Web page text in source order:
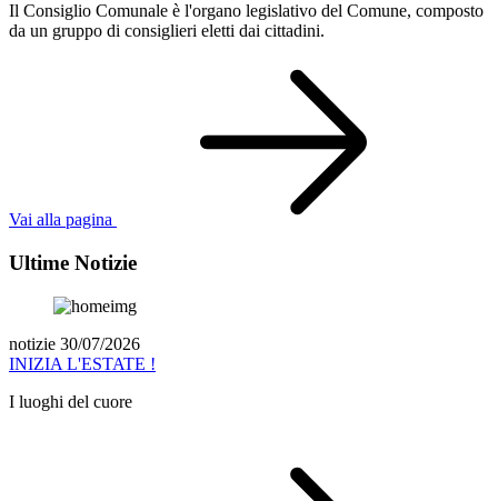
Il Consiglio Comunale è l'organo legislativo del Comune, composto
da un gruppo di consiglieri eletti dai cittadini.
Vai alla pagina
Ultime Notizie
notizie 30/07/2026
INIZIA L'ESTATE !
I luoghi del cuore